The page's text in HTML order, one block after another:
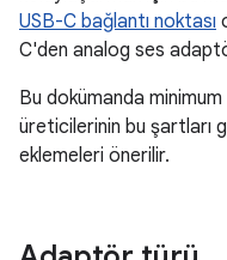
USB-C bağlantı noktası
C'den analog ses
Bu dokümanda
üreticilerinin bu şartları
eklemeleri önerilir.